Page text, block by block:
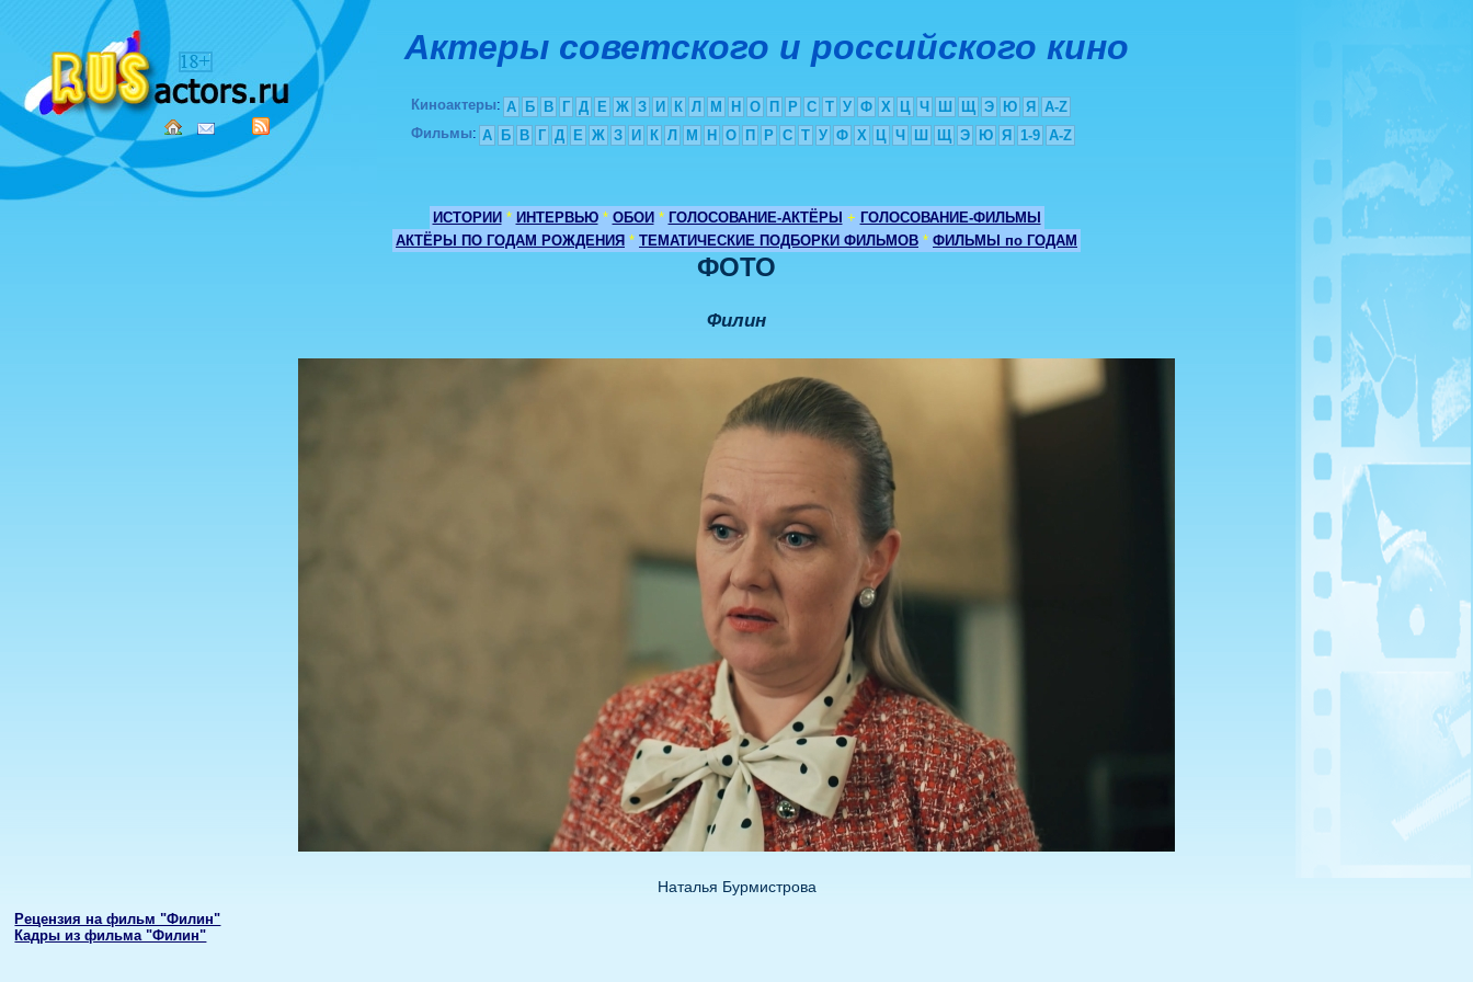
Актеры советского и российского кино
Киноактеры: А Б В Г Д Е Ж З И К Л М Н О П Р С Т У Ф Х Ц Ч Ш Щ Э Ю Я
A-Z
Фильмы: А Б В Г Д Е Ж З И К Л М Н О П Р С Т У Ф Х Ц Ч Ш Щ Э Ю Я 1-9 A-Z
ИСТОРИИ * ИНТЕРВЬЮ * ОБОИ * ГОЛОСОВАНИЕ-АКТЁРЫ + ГОЛОСОВАНИЕ-ФИЛЬМЫ
АКТЁРЫ ПО ГОДАМ РОЖДЕНИЯ * ТЕМАТИЧЕСКИЕ ПОДБОРКИ ФИЛЬМОВ * ФИЛЬМЫ по ГОДАМ
ФОТО
Филин
Наталья Бурмистрова
Рецензия на фильм "Филин"
Кадры из фильма "Филин"